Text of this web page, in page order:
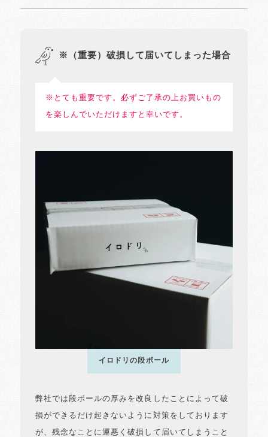
※（重要）破損して届いてしまった場合
※とても重要です。必ずご了承の上お買いもの
を楽しんでいただけますと幸いです。
イロドリの段ボール
弊社では段ボールの厚みを改良したことによって破
損ができるだけ起きないように対策をしております
が、残念なことに運悪く破損して届いてしまうこと